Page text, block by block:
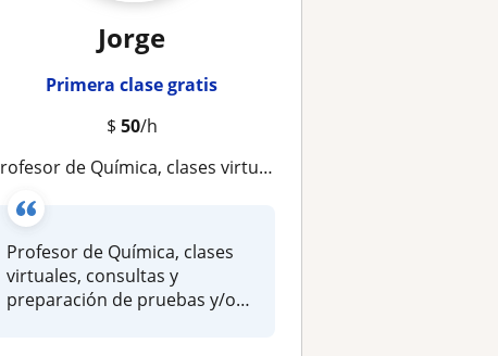
Jorge
Primera clase gratis
$ 50/h
Profesor de Química, clases virtuales, consultas y preparación de pruebas y/o exámenes
Profesor de Química, clases
virtuales, consultas y
preparación de pruebas y/o